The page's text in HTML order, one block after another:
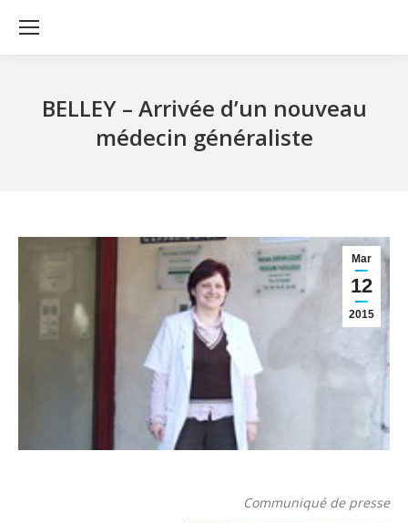
BELLEY – Arrivée d’un nouveau
médecin généraliste
Mar
12
2015
Communiqué de presse